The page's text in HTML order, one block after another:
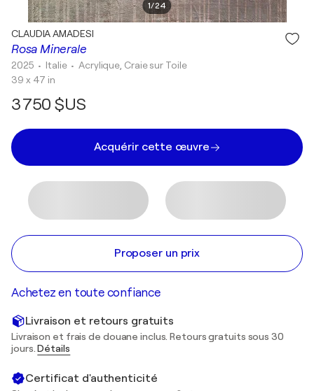
1/24
Rosa Minerale
CLAUDIA AMADESI
2025 • Italie •Acrylique, Craie sur Toile
39 x 47 in
3 750 $US
Acquérir cette œuvre
Proposer un prix
Achetez en toute confiance
Livraison et retours gratuits
Livraison et frais de douane inclus. Retours gratuits sous 30
jours.Détails
Certificat d'authenticité